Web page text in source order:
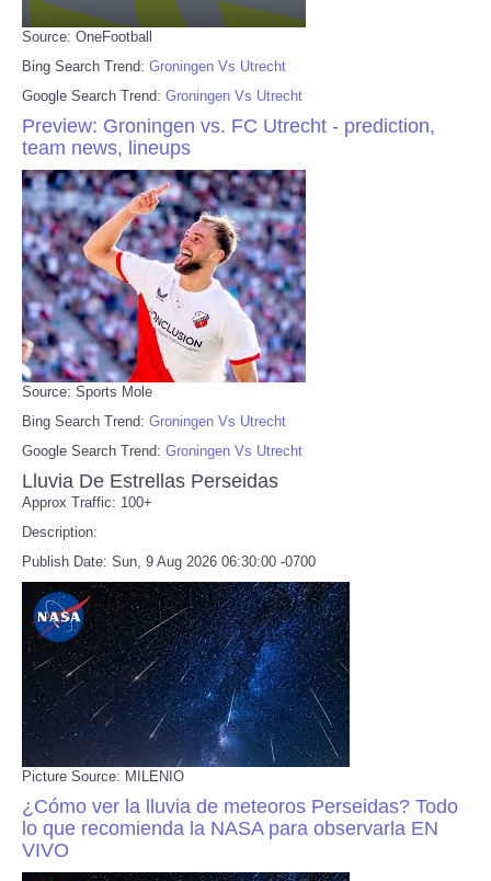
Source: OneFootball
Bing Search Trend: Groningen Vs Utrecht
Google Search Trend: Groningen Vs Utrecht
Preview: Groningen vs. FC Utrecht - prediction,
team news, lineups
Source: Sports Mole
Bing Search Trend: Groningen Vs Utrecht
Google Search Trend: Groningen Vs Utrecht
Lluvia De Estrellas Perseidas
Approx Traffic: 100+
Description:
Publish Date: Sun, 9 Aug 2026 06:30:00 -0700
Picture Source: MILENIO
¿Cómo ver la lluvia de meteoros Perseidas? Todo
lo que recomienda la NASA para observarla EN
VIVO